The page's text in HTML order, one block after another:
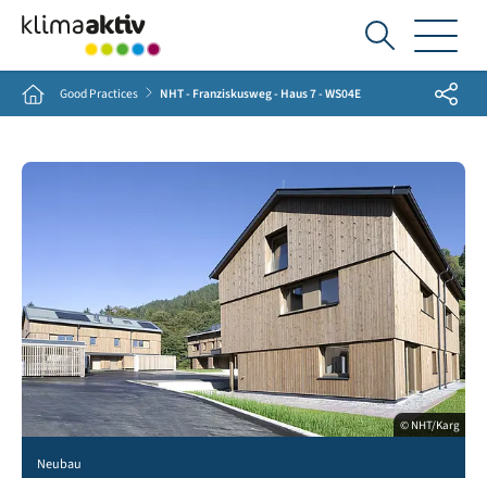
Ich
suche...
Home Good Practices NHT - Franziskusweg - Haus 7 - WS04E Share
© NHT/Karg
Neubau